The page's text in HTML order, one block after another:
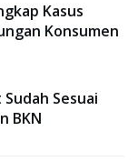
Kasus
Konsumen
Sesuai
BKN